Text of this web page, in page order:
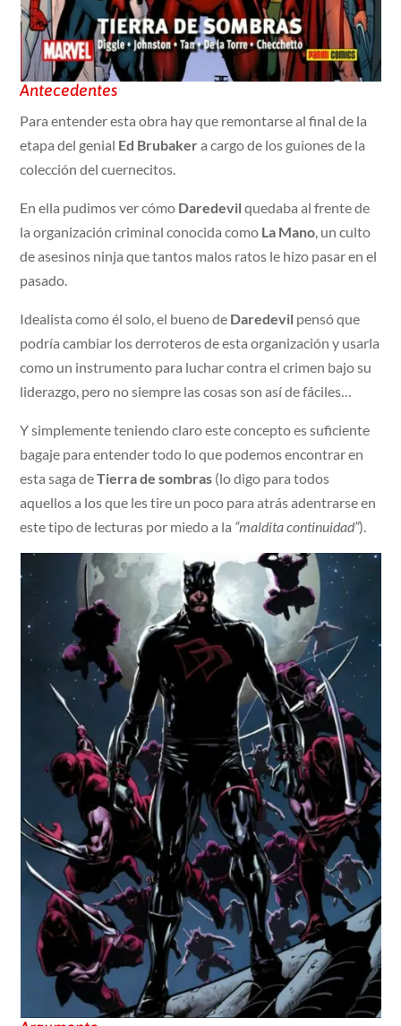
Antecedentes
Para entender esta obra hay que remontarse al final de la
etapa del genial Ed Brubakera cargo de los guiones de la
colección del cuernecitos.
En ella pudimos ver cómo Daredevilquedaba al frente de
la organización criminal conocida como La Mano, un culto
de asesinos ninja que tantos malos ratos le hizo pasar en el
pasado.
Idealista como él solo, el bueno de Daredevil pensó que
podría cambiar los derroteros de esta organización y usarla
como un instrumento para luchar contra el crimen bajo su
liderazgo, pero no siempre las cosas son así de fáciles…
Y simplemente teniendo claro este concepto es suficiente
bagaje para entender todo lo que podemos encontrar en
esta saga deTierra de sombras (lo digo para todos
aquellos a los que les tire un poco para atrás adentrarse en
este tipo de lecturas por miedo a la “maldita continuidad”).